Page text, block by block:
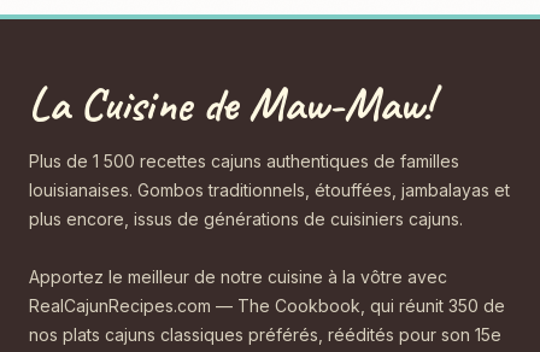
La Cuisine de Maw-Maw!
Plus de 1 500 recettes cajuns authentiques de familles
louisianaises. Gombos traditionnels, étouffées, jambalayas et
plus encore, issus de générations de cuisiniers cajuns.
Apportez le meilleur de notre cuisine à la vôtre avec
RealCajunRecipes.com — The Cookbook, qui réunit 350 de
nos plats cajuns classiques préférés, réédités pour son 15e